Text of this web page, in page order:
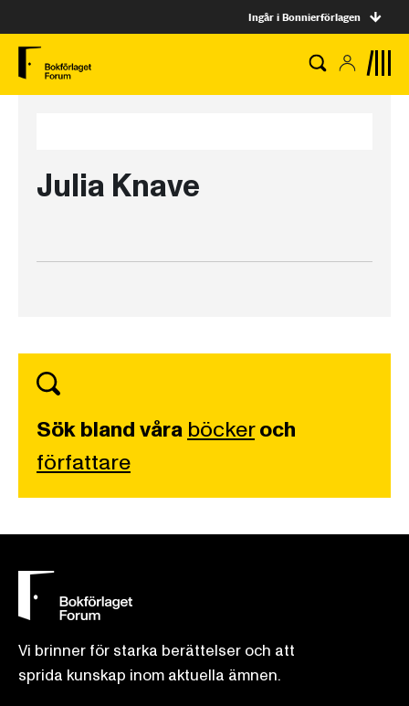
Ingår i Bonnierförlagen
Julia Knave
Sök bland våra böckeroch
författare
Vi brinner för starka berättelser och att
sprida kunskap inom aktuella ämnen.